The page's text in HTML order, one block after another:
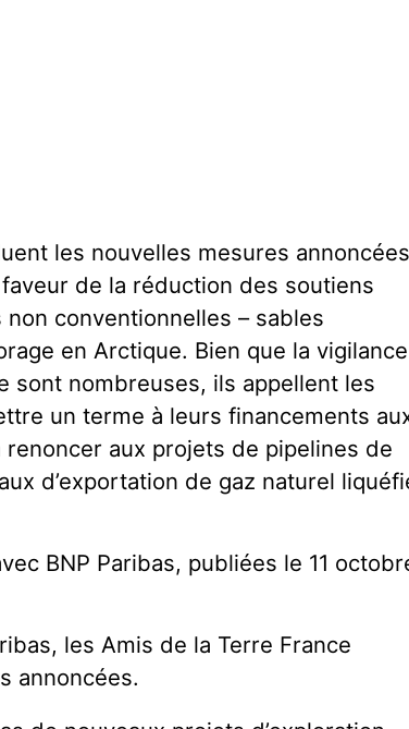
les nouvelles mesures annoncées
de la réduction des soutiens
conventionnelles – sables
en Arctique. Bien que la vigilance
sont nombreuses, ils appellent les
un terme à leurs financements
aux projets de pipelines de
d’exportation de gaz naturel
BNP Paribas, publiées le 11
les Amis de la Terre France
annoncées.